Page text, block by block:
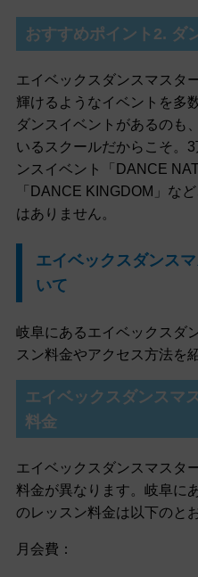
おすすめポイント2. ダ
エイベックスダンスマスタ
輝けるようなイベントを多
ダンスイベントがあるのも
いるスクールだからこそ。
ンスイベント「DANCE
「DANCE KINGDOM」な
はありません。
エイベックスダンス
いて
岐阜にあるエイベックスダ
スン料金やアクセス方法を
エイベックスダンスマ
料金
エイベックスダンスマスタ
料金が異なります。岐阜に
のレッスン料金は以下のと
月会費：